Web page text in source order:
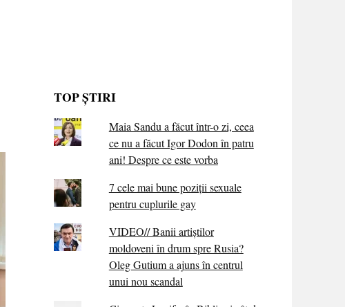
TOP ȘTIRI
Maia Sandu a făcut într-o zi, ceea
ce nu a făcut Igor Dodon în patru
ani! Despre ce este vorba
7 cele mai bune poziții sexuale
pentru cuplurile gay
VIDEO// Banii artiștilor
moldoveni în drum spre Rusia?
Oleg Gutium a ajuns în centrul
unui nou scandal